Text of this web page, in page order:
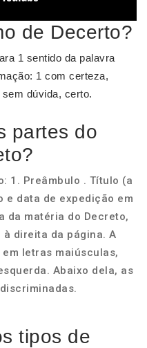
de Decerto?
1 sentido da palavra
1 com certeza,
dúvida, certo.
partes do
1. Preâmbulo . Título (a
e data de expedição em
da matéria do Decreto,
direita da página. A
em letras maiúsculas,
Abaixo dela, as
tipos de